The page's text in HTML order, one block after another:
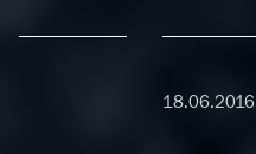
18.06.2016